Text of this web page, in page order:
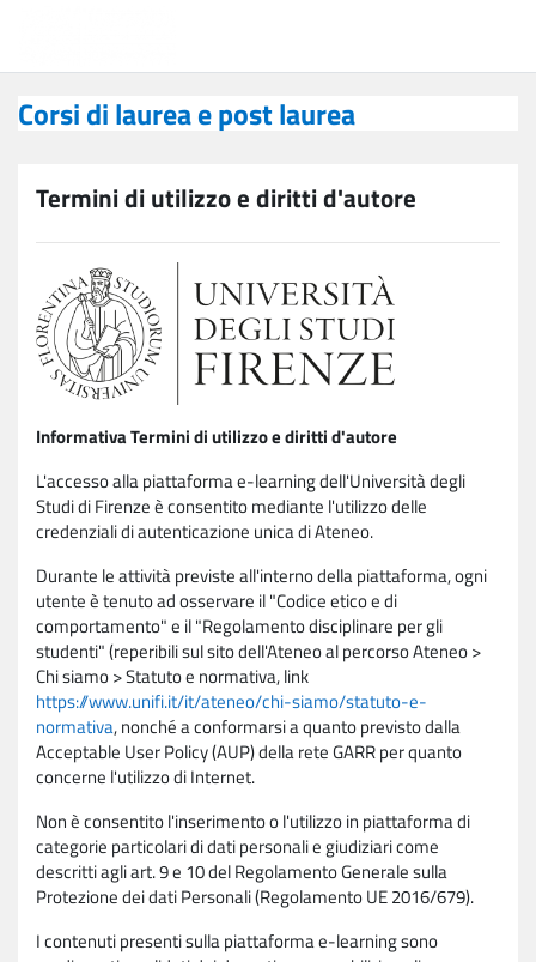
Corsi di laurea e post laurea
Termini di utilizzo e diritti d'autore
Informativa Termini di utilizzo e diritti d'autore
L'accesso alla piattaforma e-learning dell'Università degli
Studi di Firenze è consentito mediante l'utilizzo delle
credenziali di autenticazione unica di Ateneo.
Durante le attività previste all'interno della piattaforma, ogni
utente è tenuto ad osservare il "Codice etico e di
comportamento" e il "Regolamento disciplinare per gli
studenti" (reperibili sul sito dell'Ateneo al percorso Ateneo >
Chi siamo > Statuto e normativa, link
https://www.unifi.it/it/ateneo/chi-siamo/statuto-e-
normativa, nonché a conformarsi a quanto previsto dalla
Acceptable User Policy (AUP) della rete GARR per quanto
concerne l'utilizzo di Internet.
Non è consentito l'inserimento o l'utilizzo in piattaforma di
categorie particolari di dati personali e giudiziari come
descritti agli art. 9 e 10 del Regolamento Generale sulla
Protezione dei dati Personali (Regolamento UE 2016/679).
I contenuti presenti sulla piattaforma e-learning sono